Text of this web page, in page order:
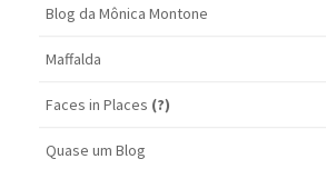
Blog da Mônica Montone
Maffalda
Faces in Places (?)
Quase um Blog